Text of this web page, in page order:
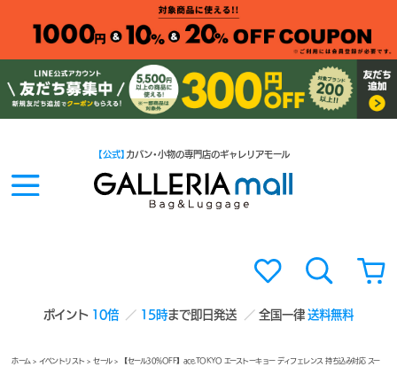
ポイント 10倍 15時まで即日発送 全国一律送料無料
【公式】 カバン・小物の専門店のギャレリアモール
ホーム >イベントリスト >セール> 【セール30%OFF】ace.TOKYO エーストーキョー ディフェレンス 持ち込み対応 スー